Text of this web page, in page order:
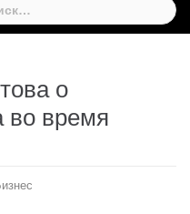
о
во время